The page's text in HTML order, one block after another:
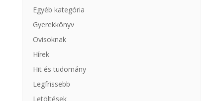
Egyéb kategória
Gyerekkönyv
Ovisoknak
Hírek
Hit és tudomány
Legfrissebb
Letöltések